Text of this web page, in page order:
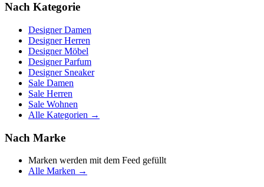
Nach Kategorie
Designer Damen
Designer Herren
Designer Möbel
Designer Parfum
Designer Sneaker
Sale Damen
Sale Herren
Sale Wohnen
Alle Kategorien →
Nach Marke
Marken werden mit dem Feed gefüllt
Alle Marken →